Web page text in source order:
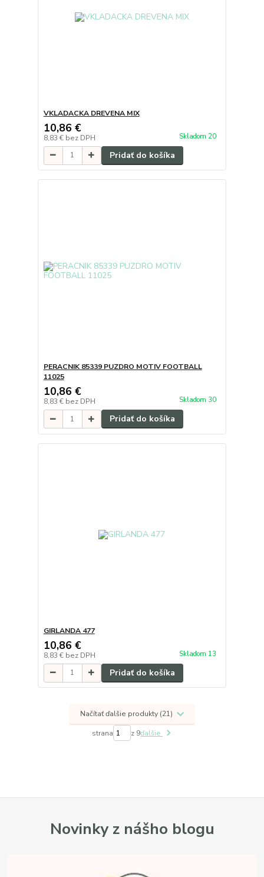
VKLADACKA DREVENA MIX
10,86 €
8,83 € bez DPH Skladom 20
Pridať do košíka
PERACNIK 85339 PUZDRO MOTIV FOOTBALL
11025
10,86 €
8,83 € bez DPH Skladom 30
Pridať do košíka
GIRLANDA 477
10,86 €
8,83 € bez DPH Skladom 13
Pridať do košíka
Načítať ďalšie produkty (21)
strana z 9ďalšie
Novinky z nášho blogu